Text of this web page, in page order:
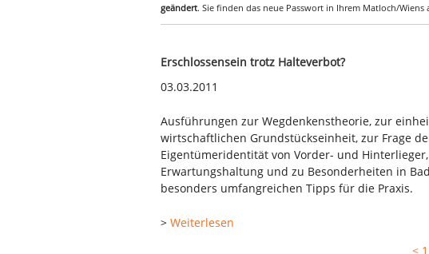
geändert. Sie finden das neue Passwort in Ihrem Matloch/
Erschlossensein trotz Halteverbot?
03.03.2011
Ausführungen zur Wegdenkenstheorie, zur
wirtschaftlichen Grundstückseinheit, zur Frage
Eigentümeridentität von Vorder- und
Erwartungshaltung und zu Besonderheiten in
besonders umfangreichen Tipps für die Praxis.
> Weiterlesen
< 1